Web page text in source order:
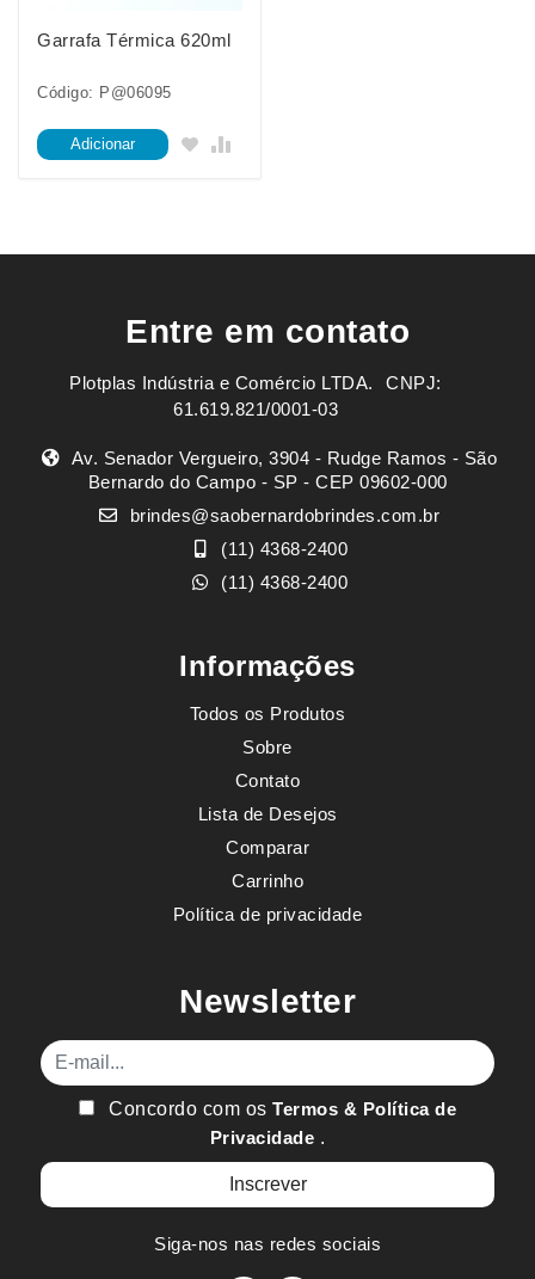
Garrafa Térmica 620ml
Código: P@06095
Adicionar
Entre em contato
Plotplas Indústria e Comércio LTDA. ㅤㅤㅤ CNPJ:
61.619.821/0001-03
Av. Senador Vergueiro, 3904 - Rudge Ramos - São
Bernardo do Campo - SP - CEP 09602-000
brindes@saobernardobrindes.com.br
(11) 4368-2400
(11) 4368-2400
Informações
Todos os Produtos
Sobre
Contato
Lista de Desejos
Comparar
Carrinho
Política de privacidade
Newsletter
E-mail
Concordo com osTermos & Política de
Privacidade .
Siga-nos nas redes sociais